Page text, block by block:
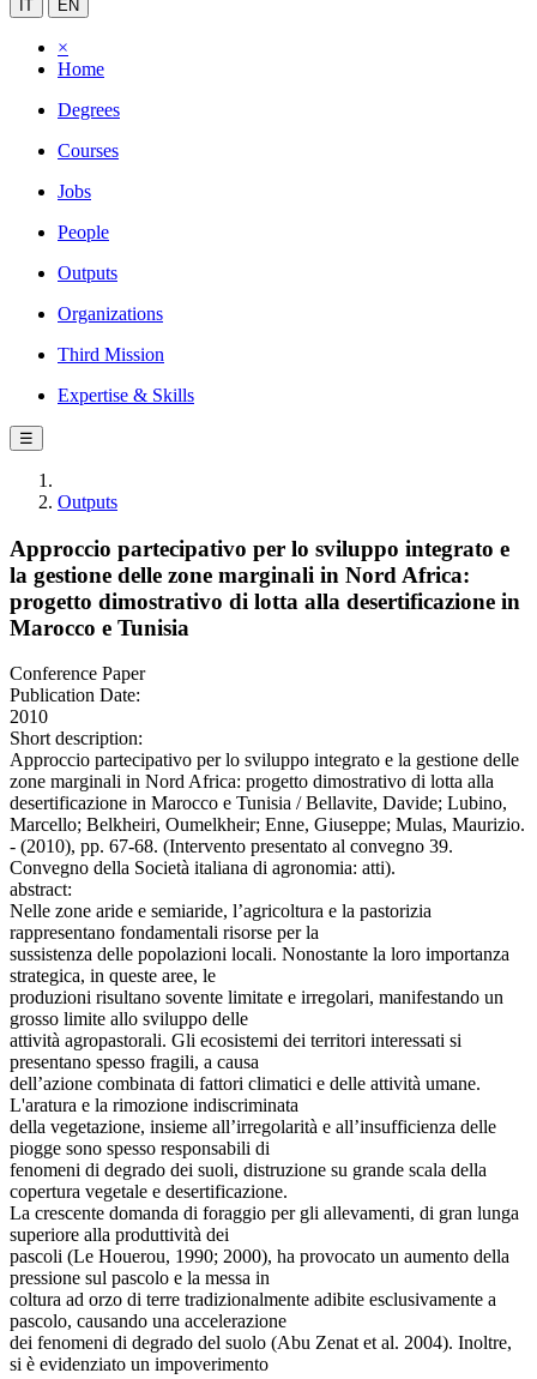
IT EN
×
Home
Degrees
Courses
Jobs
People
Outputs
Organizations
Third Mission
Expertise & Skills
☰
Outputs
Approccio partecipativo per lo sviluppo integrato e
la gestione delle zone marginali in Nord Africa:
progetto dimostrativo di lotta alla desertificazione in
Marocco e Tunisia
Conference Paper
Publication Date:
2010
Short description:
Approccio partecipativo per lo sviluppo integrato e la gestione delle
zone marginali in Nord Africa: progetto dimostrativo di lotta alla
desertificazione in Marocco e Tunisia / Bellavite, Davide; Lubino,
Marcello; Belkheiri, Oumelkheir; Enne, Giuseppe; Mulas, Maurizio.
- (2010), pp. 67-68. (Intervento presentato al convegno 39.
Convegno della Società italiana di agronomia: atti).
abstract:
Nelle zone aride e semiaride, l’agricoltura e la pastorizia
rappresentano fondamentali risorse per la
sussistenza delle popolazioni locali. Nonostante la loro importanza
strategica, in queste aree, le
produzioni risultano sovente limitate e irregolari, manifestando un
grosso limite allo sviluppo delle
attività agropastorali. Gli ecosistemi dei territori interessati si
presentano spesso fragili, a causa
dell’azione combinata di fattori climatici e delle attività umane.
L'aratura e la rimozione indiscriminata
della vegetazione, insieme all’irregolarità e all’insufficienza delle
piogge sono spesso responsabili di
fenomeni di degrado dei suoli, distruzione su grande scala della
copertura vegetale e desertificazione.
La crescente domanda di foraggio per gli allevamenti, di gran lunga
superiore alla produttività dei
pascoli (Le Houerou, 1990; 2000), ha provocato un aumento della
pressione sul pascolo e la messa in
coltura ad orzo di terre tradizionalmente adibite esclusivamente a
pascolo, causando una accelerazione
dei fenomeni di degrado del suolo (Abu Zenat et al. 2004). Inoltre,
si è evidenziato un impoverimento